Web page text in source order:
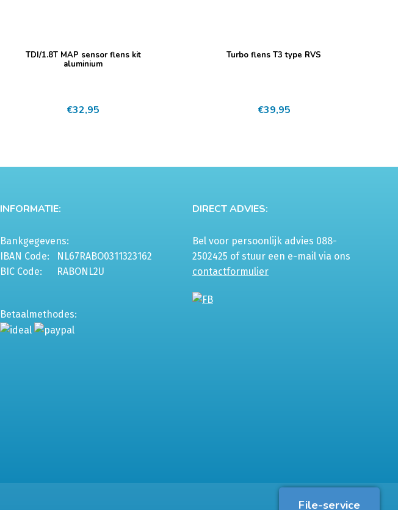
TDI/1.8T MAP sensor flens kit
aluminium
€32,95
Turbo flens T3 type RVS
€39,95
INFORMATIE:
Bankgegevens:
IBAN Code:
NL67RABO0311323162
BIC Code:
RABONL2U
Betaalmethodes:
DIRECT ADVIES:
Bel voor persoonlijk advies 088-
2502425 of stuur een e-mail via ons
contactformulier
File-service